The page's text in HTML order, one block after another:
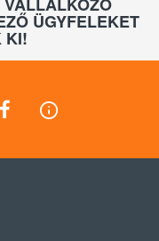
ÜGYFELEKET
KI!